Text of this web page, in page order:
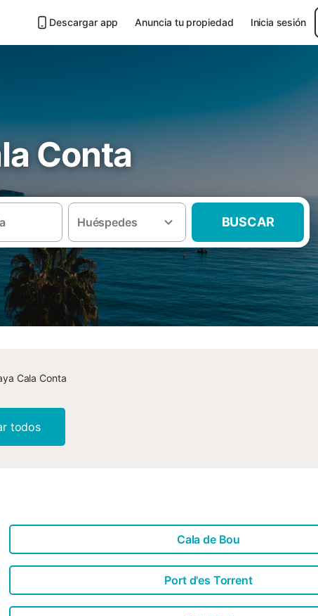
Descargar app Anuncia tu propiedad Inicia sesión
Conta
Huéspedes BUSCAR
Cala Conta
todos
Cala de Bou
Port d'es Torrent